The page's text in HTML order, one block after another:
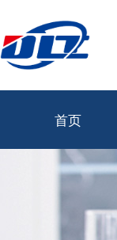
首页